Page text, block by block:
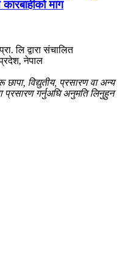
माग
लि द्वारा संचालित
नेपाल
विद्युतीय, प्रसारण वा अन्य
प्रसारण गर्नुअघि अनुमति लिनुहुन